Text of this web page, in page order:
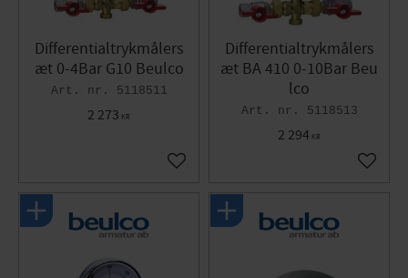
Differentialtrykmålers
æt 0-4Bar G10 Beulco
5118511
2 273 KR
Gem som favorit
Differentialtrykmålers
æt BA 410 0-10Bar Beu
lco
5118513
2 294 KR
Gem